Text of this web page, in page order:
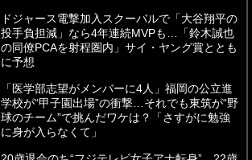
ドジャース電撃加入スクーバルで「大谷翔平の
投手負担減」なら4年連続MVPも…「鈴木誠也
の同僚PCAを射程圏内」サイ・ヤング賞ととも
に予想
「医学部志望がメンバーに4人」福岡の公立進
学校が“甲子園出場”の衝撃…それでも東筑が“野
球のチーム”で挑んだワケは？「さすがに勉強
に身が入らなくて」